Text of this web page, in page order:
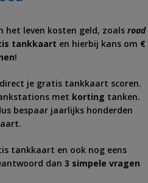
het leven kosten geld, zoals road
tankkaart en hierbij kans om €
!
je gratis tankkaart scoren.
met korting tanken.
bespaar jaarlijks honderden
tankkaart en ook nog eens
dan 3 simpele vragen